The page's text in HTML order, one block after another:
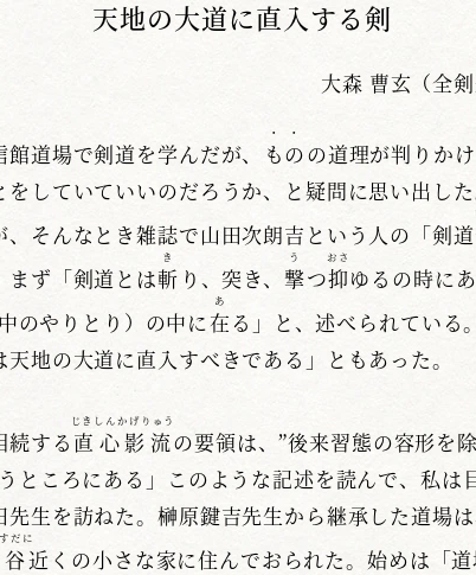
天地の大道に直入する剣
大森 曹玄（全
道場で剣道を学んだが、 も
・
の
・
の道理が判りか
していていいのだろうか、と疑問に思い出し
、そんなとき雑誌で山田次朗吉という人の「剣道
まず「剣道とは斬
き
り、突き、撃
う
つ抑
おさ
ゆるの時に
のやりとり）の中に在
あ
る」と、述べられている
地の大道に直入すべきである」ともあった。
する 直心影流
じきしんかげりゅう
の要領は、”後来習態の容形を
ところにある」このような記述を読んで、私は
先生を訪ねた。榊原鍵吉先生から継承した道場
だに
近くの小さな家に住んでおられた。始めは「